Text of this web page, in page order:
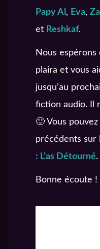
Papy Al , Eva,
et Reshkaf.
Nous espérons
plaira et vous
jusqu’au
fiction audio. Il
🙂 Vous
précédents sur
: L’as Détourné.
Bonne écoute !